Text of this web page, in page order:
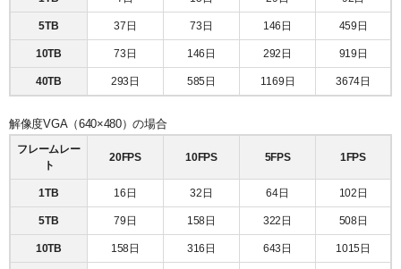
5TB 37日 73日 146日 459日
10TB 73日 146日 292日 919日
40TB 293日 585日 1169日 3674日
解像度VGA（640×480）の場合
フレームレー
ト
20FPS 10FPS 5FPS 1FPS
1TB 16日 32日 64日 102日
5TB 79日 158日 322日 508日
10TB 158日 316日 643日 1015日